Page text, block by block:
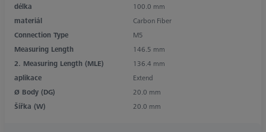
délka
100.0 mm
materiál
Carbon Fiber
Connection Type
M5
Measuring Length
146.5 mm
2. Measuring Length (MLE)
136.4 mm
aplikace
Extend
Ø Body (DG)
20.0 mm
Šířka (W)
20.0 mm